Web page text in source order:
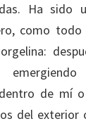
Ha sido
como
emergiendo
de mí
del exterior